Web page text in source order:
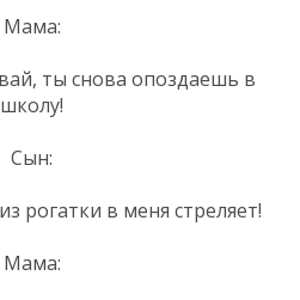
Мама:
ты снова опоздаешь в
школу!
Сын:
рогатки в меня стреляет!
Мама: